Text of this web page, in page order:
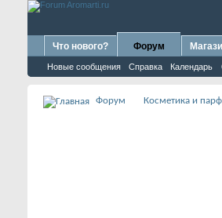
Что нового? Форум
Новые сообщения Справка Календарь
Форум Косметика и